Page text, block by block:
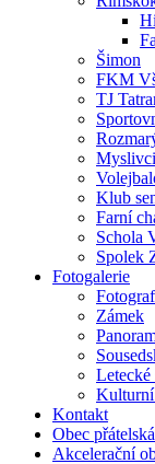
Šimon
FKM
TJ
Myslivci
Klub
Farní
Schola
Spolek
Fotogalerie
Zámek
Kulturní
Kontakt
Obec
Akcelerační